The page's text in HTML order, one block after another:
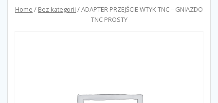
Home / Bez kategorii / ADAPTER PRZEJŚCIE WTYK TNC – GNIAZDO
TNC PROSTY